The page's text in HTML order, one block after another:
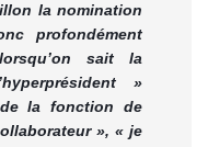
la nomination
profondément
sait la
»
la fonction de
», « je